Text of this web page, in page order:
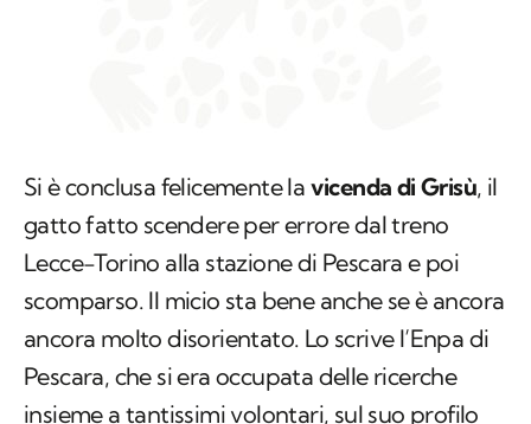
Si è conclusa felicemente la vicenda di Grisù, il
gatto fatto scendere per errore dal treno
Lecce-Torino alla stazione di Pescara e poi
scomparso. Il micio sta bene anche se è ancora
ancora molto disorientato. Lo scrive l’Enpa di
Pescara, che si era occupata delle ricerche
insieme a tantissimi volontari, sul suo profilo